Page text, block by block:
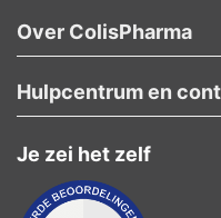
Over ColisPharma
Je zei het zelf
Hulpcentrum en